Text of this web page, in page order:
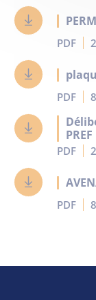
PDF
PDF
PREF
PDF
PDF